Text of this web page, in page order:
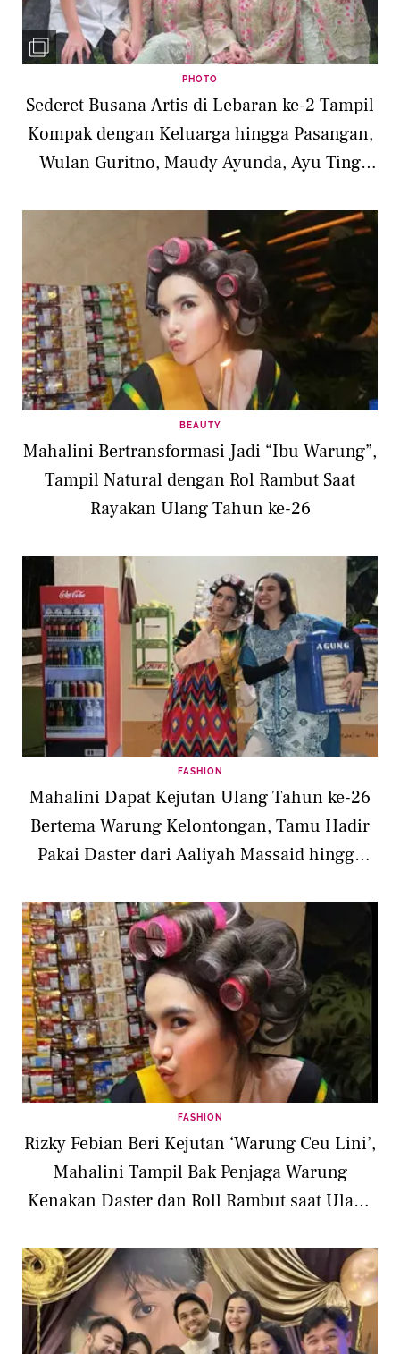
PHOTO
Sederet Busana Artis di Lebaran ke-2 Tampil
Kompak dengan Keluarga hingga Pasangan,
Wulan Guritno, Maudy Ayunda, Ayu Ting
BEAUTY
Mahalini Bertransformasi Jadi “Ibu Warung”,
Tampil Natural dengan Rol Rambut Saat
Rayakan Ulang Tahun ke-26
FASHION
Mahalini Dapat Kejutan Ulang Tahun ke-26
Bertema Warung Kelontongan, Tamu Hadir
Pakai Daster dari Aaliyah Massaid hingga
FASHION
Rizky Febian Beri Kejutan ‘Warung Ceu Lini’,
Mahalini Tampil Bak Penjaga Warung
Kenakan Daster dan Roll Rambut saat Ulang